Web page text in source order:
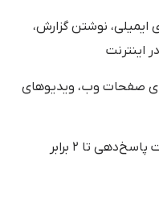
نوشتن گزارش،
اینترنت
صفحات وب، ویدیوهای
تا ۲ برابر